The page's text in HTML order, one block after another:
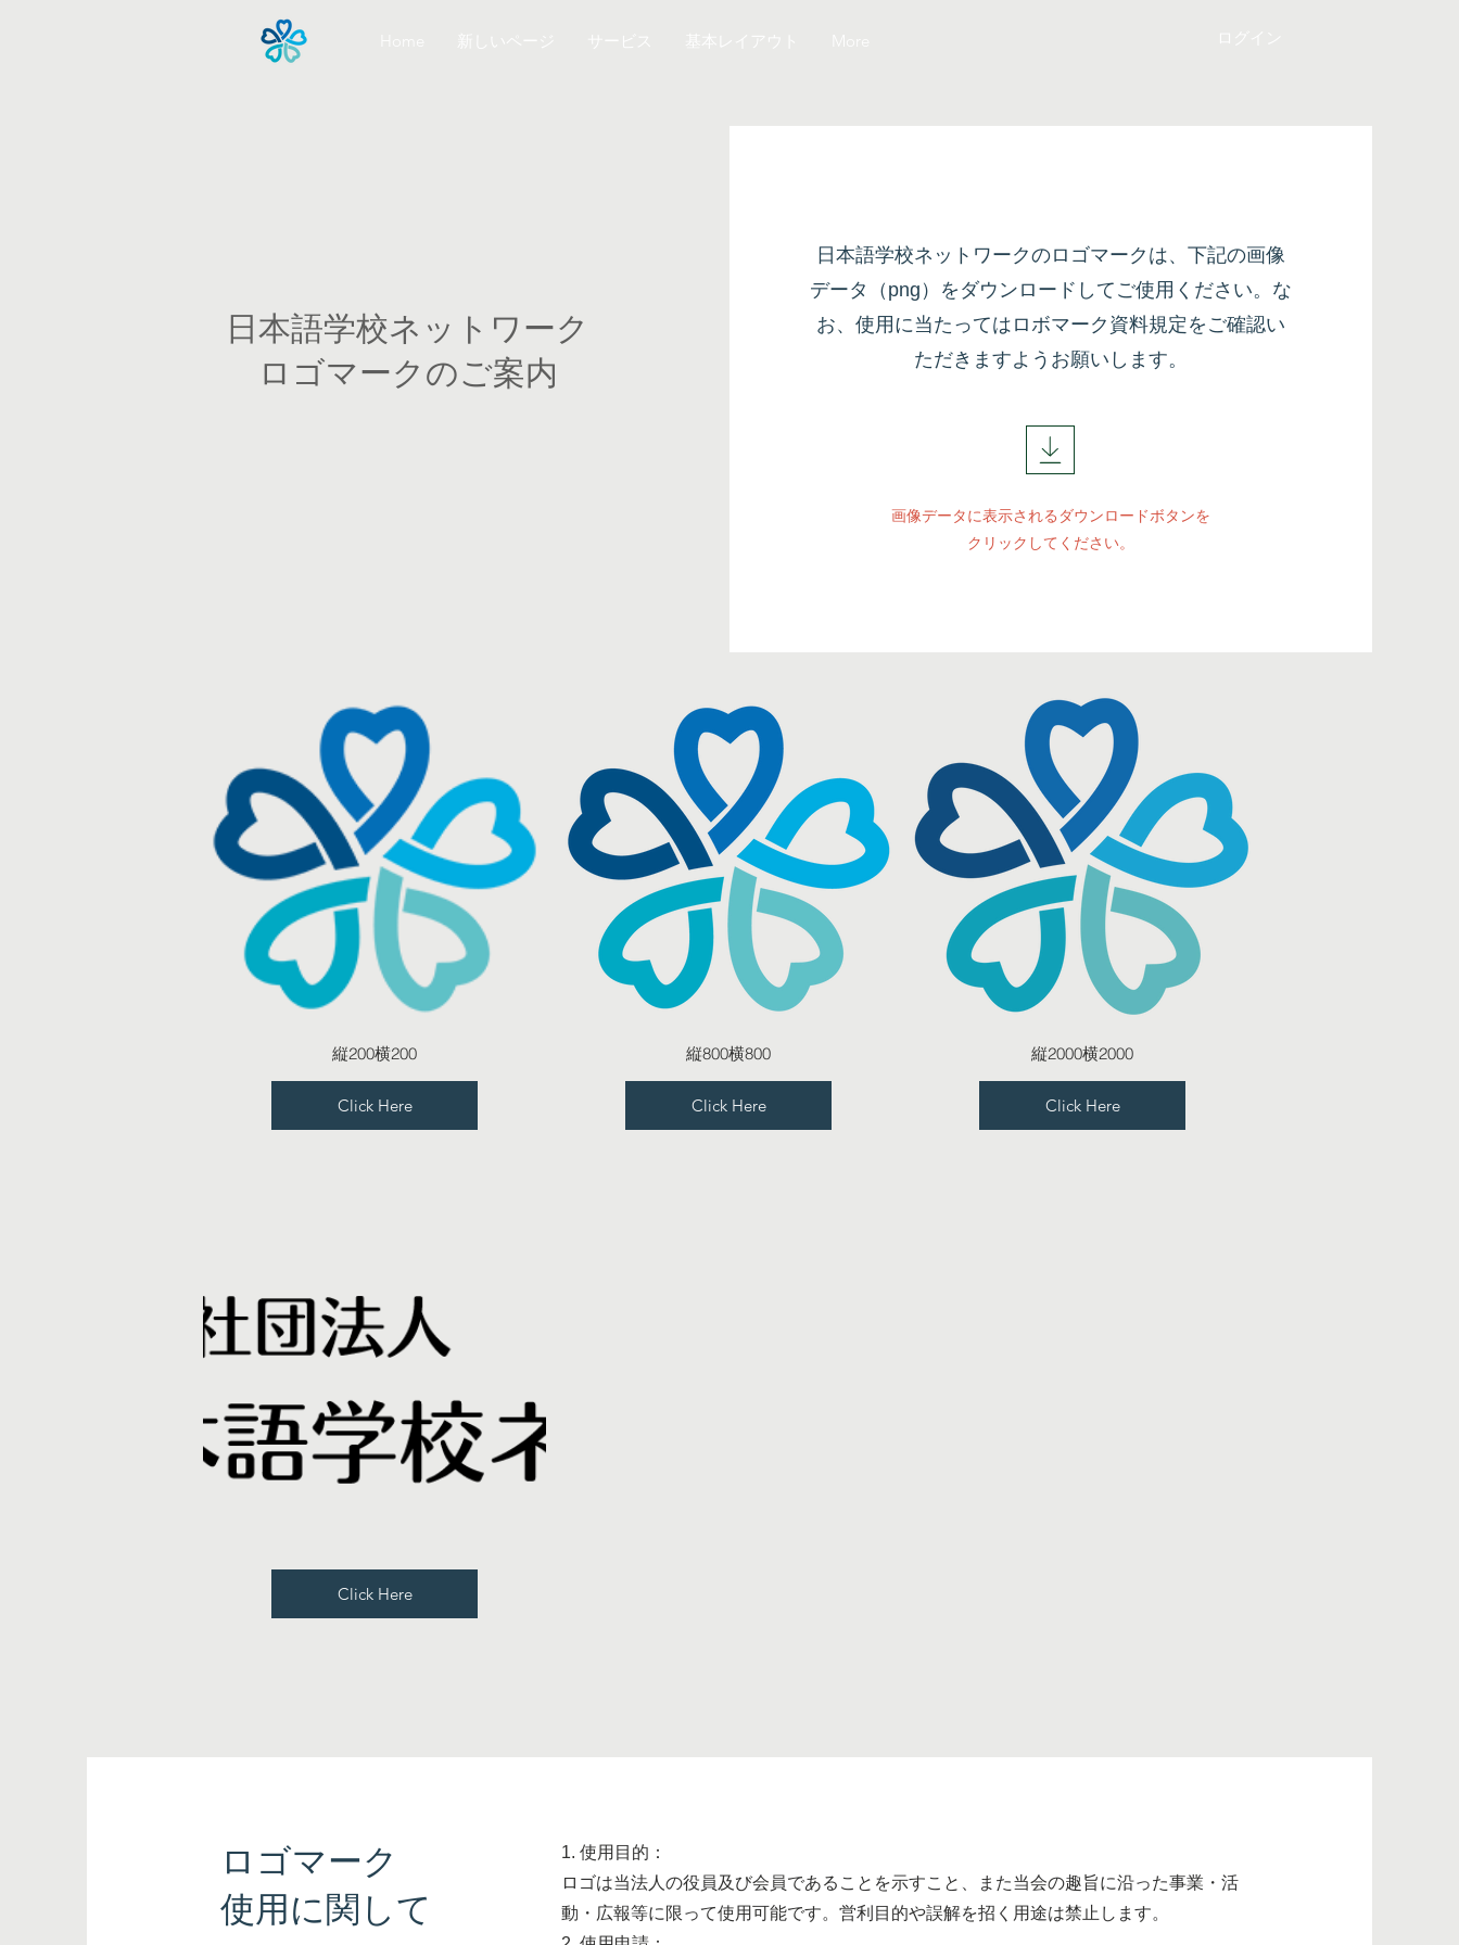
日本語学校ネットワーク
ロゴマークのご案内
日本語学校ネットワークのロゴマークは、下記の画像
データ（png）をダウンロードしてご使用ください。な
お、使用に当たってはロボマーク資料規定をご確認い
ただきますようお願いします。
画像データに表示されるダウンロードボタンを
クリックしてください。
縦200横200
Click Here
縦800横800
Click Here
縦2000横2000
Click Here
Click Here
ロゴマーク
使用に関して
1. 使用目的：
ロゴは当法人の役員及び会員であることを示すこと、また当会の趣旨に沿った事業・活
動・広報等に限って使用可能です。営利目的や誤解を招く用途は禁止します。